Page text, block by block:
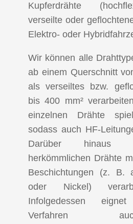
Kupferdrähte
verseilte oder
Elektro- oder
Wir können alle
ab einem Querschnitt
als verseiltes bzw.
bis 400 mm²
einzelnen Drähte
sodass auch HF-
Darüber hinaus
herkömmlichen Drähte
Beschichtungen (z. B.
oder Nickel)
Infolgedessen
Verfahren